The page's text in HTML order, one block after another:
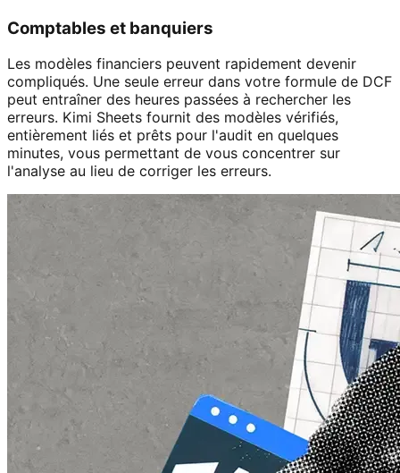
Comptables et banquiers
Les modèles financiers peuvent rapidement devenir
compliqués. Une seule erreur dans votre formule de DCF
peut entraîner des heures passées à rechercher les
erreurs. Kimi Sheets fournit des modèles vérifiés,
entièrement liés et prêts pour l'audit en quelques
minutes, vous permettant de vous concentrer sur
l'analyse au lieu de corriger les erreurs.